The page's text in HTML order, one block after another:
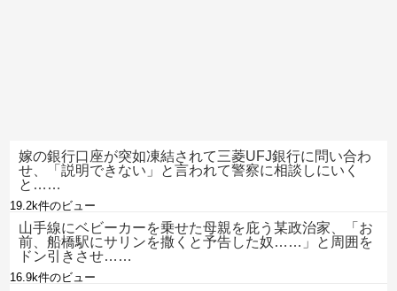
嫁の銀行口座が突如凍結されて三菱UFJ銀行に問い合わ
せ、「説明できない」と言われて警察に相談しにいく
と……
19.2k件のビュー
山手線にベビーカーを乗せた母親を庇う某政治家、「お
前、船橋駅にサリンを撒くと予告した奴……」と周囲を
ドン引きさせ……
16.9k件のビュー